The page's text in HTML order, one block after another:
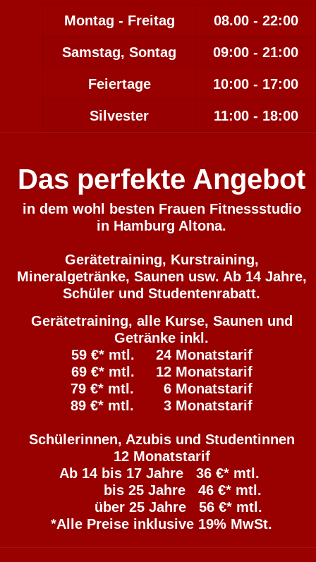
Montag - Freitag 08.00 - 22:00
Samstag, Sontag 09:00 - 21:00
Feiertage 10:00 - 17:00
Silvester 11:00 - 18:00
Das perfekte Angebot
in dem wohl besten Frauen Fitnessstudio
in Hamburg Altona.
Gerätetraining, Kurstraining,
Mineralgetränke, Saunen usw. Ab 14 Jahre,
Schüler und Studentenrabatt.
Gerätetraining, alle Kurse, Saunen und
Getränke inkl.
59 €* mtl. 24 Monatstarif
69 €* mtl. 12 Monatstarif
79 €* mtl. 6 Monatstarif
89 €* mtl. 3 Monatstarif
Schülerinnen, Azubis und Studentinnen
12 Monatstarif
Ab 14 bis 17 Jahre 36 €* mtl.
bis 25 Jahre 46 €* mtl.
über 25 Jahre 56 €* mtl.
*Alle Preise inklusive 19% MwSt.